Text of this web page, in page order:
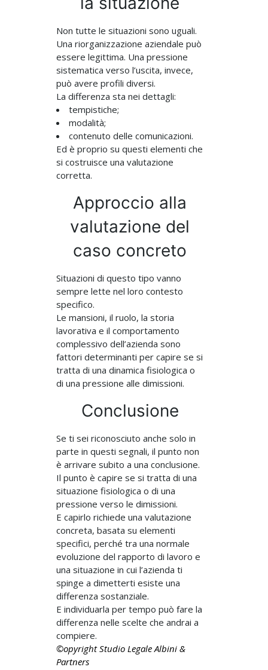
Non tutte le situazioni sono uguali.
Una riorganizzazione aziendale può
essere legittima. Una pressione
sistematica verso l’uscita, invece,
può avere profili diversi.
La differenza sta nei dettagli:
tempistiche;
modalità;
contenuto delle comunicazioni.
Ed è proprio su questi elementi che
si costruisce una valutazione
corretta.
Approccio alla
valutazione del
caso concreto
Situazioni di questo tipo vanno
sempre lette nel loro contesto
specifico.
Le mansioni, il ruolo, la storia
lavorativa e il comportamento
complessivo dell’azienda sono
fattori determinanti per capire se si
tratta di una dinamica fisiologica o
di una pressione alle dimissioni.
Conclusione
Se ti sei riconosciuto anche solo in
parte in questi segnali, il punto non
è arrivare subito a una conclusione.
Il punto è capire se si tratta di una
situazione fisiologica o di una
pressione verso le dimissioni.
E capirlo richiede una valutazione
concreta, basata su elementi
specifici, perché tra una normale
evoluzione del rapporto di lavoro e
una situazione in cui l’azienda ti
spinge a dimetterti esiste una
differenza sostanziale.
E individuarla per tempo può fare la
differenza nelle scelte che andrai a
compiere.
©opyright Studio Legale Albini &
Partners